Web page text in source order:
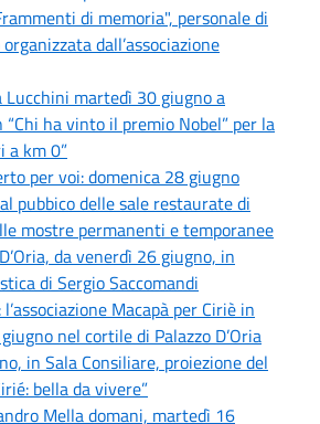
di memoria", personale di
dall’associazione
martedì 30 giugno a
“Chi ha vinto il premio Nobel” per la
a km 0”
per voi: domenica 28 giugno
pubbico delle sale restaurate di
mostre permanenti e temporanee
da venerdì 26 giugno, in
di Sergio Saccomandi
Macapà per Ciriè in
nel cortile di Palazzo D’Oria
in Sala Consiliare, proiezione del
bella da vivere”
Mella domani, martedì 16